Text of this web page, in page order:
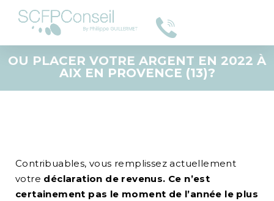
OU PLACER VOTRE ARGENT EN 2022 À
AIX EN PROVENCE (13)?
Contribuables, vous remplissez actuellement
votre déclaration de revenus. Ce n’est
certainement pas le moment de l’année le plus